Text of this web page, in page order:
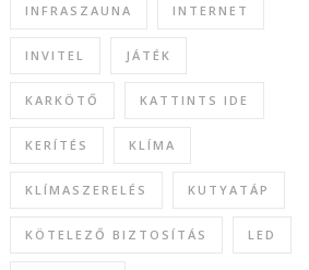
INFRASZAUNA INTERNET
INVITEL JÁTÉK
KARKÖTŐ KATTINTS IDE
KERÍTÉS KLÍMA
KLÍMASZERELÉS KUTYATÁP
KÖTELEZŐ BIZTOSÍTÁS LED